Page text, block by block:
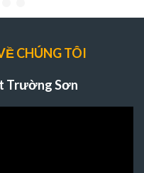
CHÚNG TÔI
Trường Sơn